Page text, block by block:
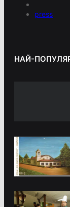
press
НАЙ-